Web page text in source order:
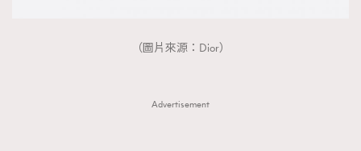
（圖片來源：Dior）
Advertisement